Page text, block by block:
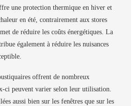
une protection thermique en hiver et
en été, contrairement aux stores
de réduire les coûts énergétiques. La
également à réduire les nuisances
offrent de nombreux
ci peuvent varier selon leur utilisation.
aussi bien sur les fenêtres que sur les